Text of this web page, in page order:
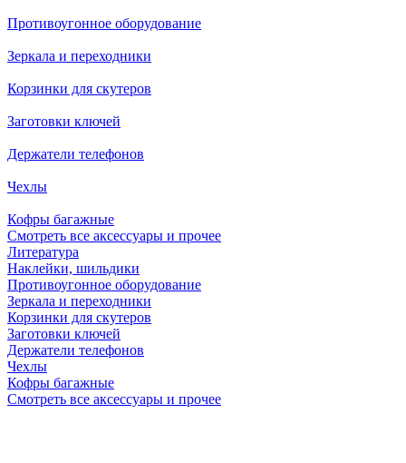
Противоугонное оборудование
Зеркала и переходники
Корзинки для скутеров
Заготовки ключей
Держатели телефонов
Чехлы
Кофры багажные
Смотреть все аксессуары и прочее
Литература
Наклейки, шильдики
Противоугонное оборудование
Зеркала и переходники
Корзинки для скутеров
Заготовки ключей
Держатели телефонов
Чехлы
Кофры багажные
Смотреть все аксессуары и прочее